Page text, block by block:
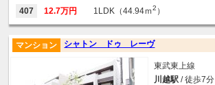
407 12.7万円 1LDK（44.94ｍ2 ）
シャトン ドゥ レーヴ
マンション
東武東上線
川越駅 / 徒歩7分